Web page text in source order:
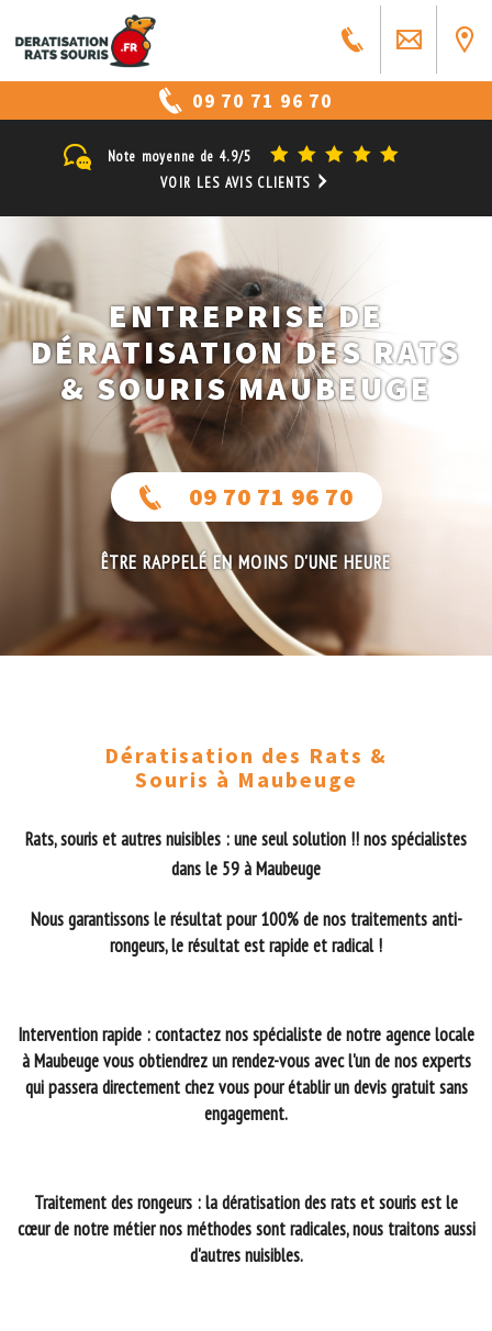
09 70 71 96 70
Note moyenne de 4.9/5
VOIR LES AVIS CLIENTS
ENTREPRISE DE
DÉRATISATION DES RATS
& SOURIS MAUBEUGE
09 70 71 96 70
ÊTRE RAPPELÉ EN MOINS D'UNE HEURE
Dératisation des Rats &
Souris à Maubeuge
Rats, souris et autres nuisibles : une seul solution !! nos spécialistes
dans le 59 à Maubeuge
Nous garantissons le résultat pour 100% de nos traitements anti-
rongeurs, le résultat est rapide et radical !
Intervention rapide : contactez nos spécialiste de notre agence locale
à Maubeuge vous obtiendrez un rendez-vous avec l'un de nos experts
qui passera directement chez vous pour établir un devis gratuit sans
engagement.
Traitement des rongeurs : la dératisation des rats et souris est le
cœur de notre métier nos méthodes sont radicales, nous traitons aussi
d'autres nuisibles.